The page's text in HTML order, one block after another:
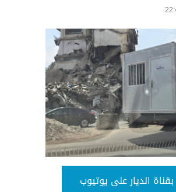
الديار على يوتيوب